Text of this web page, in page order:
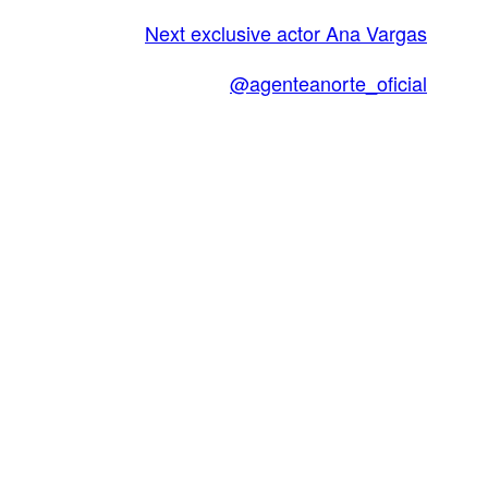
Next exclusive actorAna Vargas
@agenteanorte_oficial